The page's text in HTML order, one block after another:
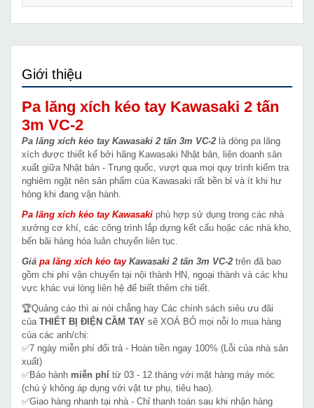
Giới thiệu
Pa lăng xích kéo tay Kawasaki 2 tấn
3m VC-2
Pa lăng xích kéo tay Kawasaki 2 tấn 3m VC-2 là dòng pa lăng
xích được thiết kế bởi hãng Kawasaki Nhật bản, liên doanh sản
xuất giữa Nhật bản - Trung quốc, vượt qua mọi quy trình kiểm tra
nghiêm ngặt nên sản phẩm của Kawasaki rất bền bỉ và ít khi hư
hỏng khi đang vận hành.
Pa lăng xích kéo tay Kawasaki phù hợp sử dụng trong các nhà
xưởng cơ khí, các công trình lắp dựng kết cấu hoặc các nhà kho,
bến bãi hàng hóa luân chuyển liên tục.
Giá pa lăng xích kéo tayKawasaki 2 tấn 3m VC-2 trên đã bao
gồm chi phí vận chuyển tại nội thành HN, ngoại thành và các khu
vực khác vui lòng liên hệ để biết thêm chi tiết.
🏆Quảng cáo thì ai nói chẳng hay Các chính sách siêu ưu đãi
của THIẾT BỊ ĐIỆN CẦM TAY sẽ XOÁ BỎ mọi nỗi lo mua hàng
của các anh/chị:
✅7 ngày miễn phí đổi trả - Hoàn tiền ngay 100% (Lỗi của nhà sản
xuất)
✅Bảo hành miễn phí từ 03 - 12 tháng với mặt hàng máy móc
(chú ý không áp dụng với vật tư phụ, tiêu hao).
✅Giao hàng nhanh tại nhà - Chỉ thanh toán sau khi nhận hàng